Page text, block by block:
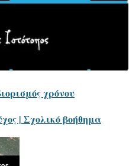
χρόνου
| Σχολικό βοήθημα